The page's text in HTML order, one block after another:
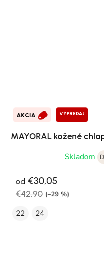
AKCIA VÝPREDAJ
MAYORAL kožené
Skladom
od €30,05
€42,90 (–29 %)
22 24